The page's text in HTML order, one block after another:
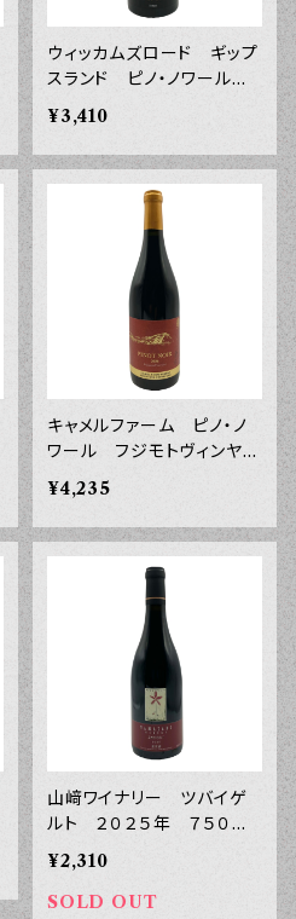
ウィッカムズロード ギップ
スランド ピノ・ノワール
２０２５年 ７５０ｍｌ
¥3,410
キャメルファーム ピノ・ノ
ワール フジモトヴィンヤー
ド ２０２４年 ７５０ｍｌ
¥4,235
山﨑ワイナリー ツバイゲ
ルト ２０２５年 ７５０ｍ
ｌ
¥2,310
SOLD OUT